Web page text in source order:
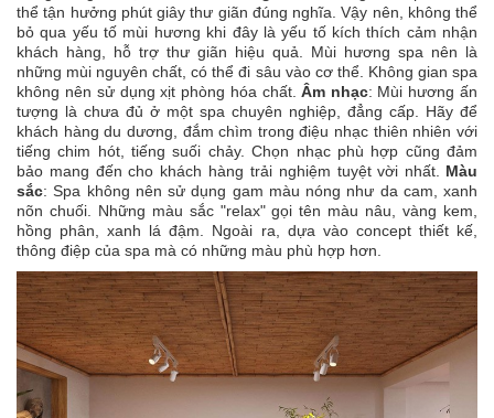
thể tận hưởng phút giây thư giãn đúng nghĩa. Vậy nên, không thể
bỏ qua yếu tố mùi hương khi đây là yếu tố kích thích cảm nhận
khách hàng, hỗ trợ thư giãn hiệu quả. Mùi hương spa nên là
những mùi nguyên chất, có thể đi sâu vào cơ thể. Không gian spa
không nên sử dụng xịt phòng hóa chất. Âm nhạc: Mùi hương ấn
tượng là chưa đủ ở một spa chuyên nghiệp, đẳng cấp. Hãy để
khách hàng du dương, đắm chìm trong điệu nhạc thiên nhiên với
tiếng chim hót, tiếng suối chảy. Chọn nhạc phù hợp cũng đảm
bảo mang đến cho khách hàng trải nghiệm tuyệt vời nhất.
Màu
sắc: Spa không nên sử dụng gam màu nóng như da cam, xanh
nõn chuối. Những màu sắc "relax" gọi tên màu nâu, vàng kem,
hồng phân, xanh lá đậm. Ngoài ra, dựa vào concept thiết kế,
thông điệp của spa mà có những màu phù hợp hơn.